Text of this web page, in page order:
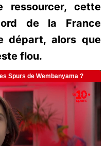
ressourcer, cette
de la France
départ, alors que
flou.